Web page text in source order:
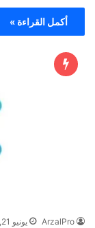
أكمل القراءة »
ArzalPro يونيو 21, 2025